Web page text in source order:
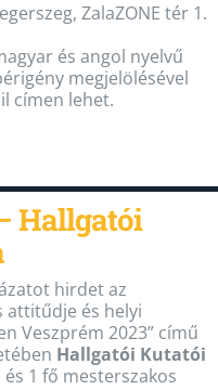
ZalaZONE tér 1.
és angol nyelvű
megjelölésével
címen lehet.
Hallgatói
hirdet az
attitűdje és helyi
Veszprém 2023” című
Hallgatói Kutatói
1 fő mesterszakos